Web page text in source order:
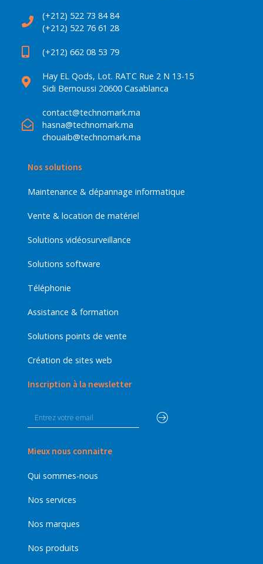
(+212) 522 73 84 84
(+212) 522 76 61 28
(+212) 662 08 53 79
Hay EL Qods, Lot. RATC Rue 2 N 13-15
Sidi Bernoussi 20600 Casablanca
contact@technomark.ma
hasna@technomark.ma
chouaib@technomark.ma
Nos solutions
Maintenance & dépannage informatique
Vente & location de matériel
Solutions vidéosurveillance
Solutions software
Téléphonie
Assistance & formation
Solutions points de vente
Création de sites web
Inscription à la newsletter
Mieux nous connaitre
Qui sommes-nous
Nos services
Nos marques
Nos produits